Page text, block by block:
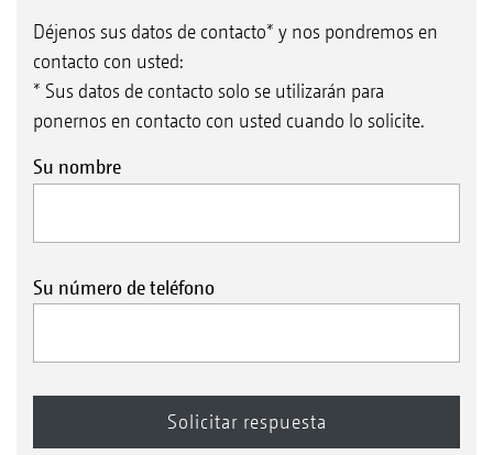
Déjenos sus datos de contacto* y nos pondremos en
contacto con usted:
* Sus datos de contacto solo se utilizarán para
ponernos en contacto con usted cuando lo solicite.
Su nombre
Su número de teléfono